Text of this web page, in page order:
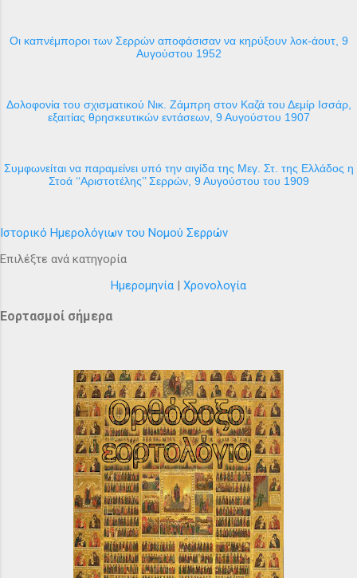
Οι καπνέμποροι των Σερρών αποφάσισαν να κηρύξουν λοκ-άουτ, 9
Αυγούστου 1952
Δολοφονία του σχισματικού Νικ. Ζάμπρη στον Καζά του Δεμίρ Ισσάρ,
εξαιτίας θρησκευτικών εντάσεων, 9 Αυγούστου 1907
Συμφωνείται να παραμείνει υπό την αιγίδα της Μεγ. Στ. της Ελλάδος η
Στοά ‘‘Αριστοτέλης’’ Σερρών, 9 Αυγούστου του 1909
Ιστορικό Ημερολόγιων του Νομού Σερρών
Επιλέξτε ανά κατηγορία
Ημερομηνία | Χρονολογία
Εορτασμοί σήμερα